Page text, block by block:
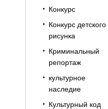
Конкурс
Конкурс детского
рисунка
Криминальный
репортаж
культурное
наследие
Культурный код